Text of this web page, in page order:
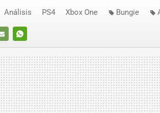
WHATSAPP
Análisis PS4 Xbox One Bungie